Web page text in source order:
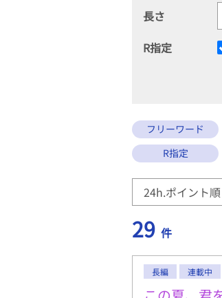
長さ
R指定
フリーワード
R指定
29 件
長編 連載中